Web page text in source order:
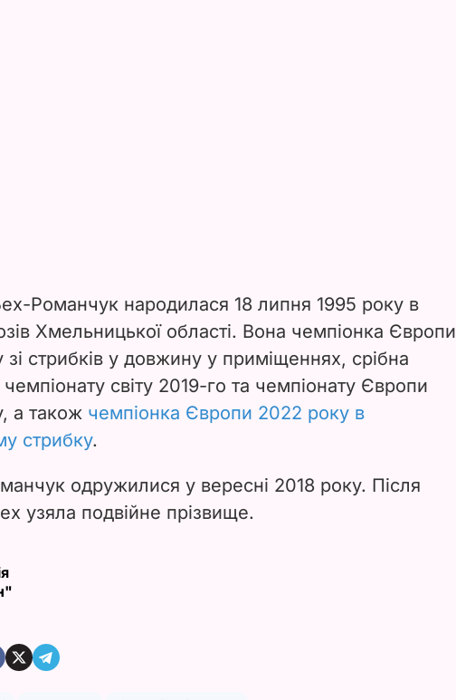
Романчук народилася 18 липня 1995 року в
Хмельницької області. Вона чемпіонка Європи
зі стрибків у довжину у приміщеннях, срібна
світу 2019-го та чемпіонату Європи
а також чемпіонка Європи 2022 року в
стрибку.
одружилися у вересні 2018 року. Після
узяла подвійне прізвище.